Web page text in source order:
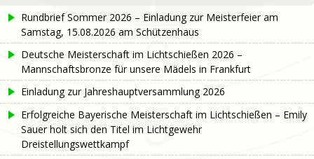
Rundbrief Sommer 2026 – Einladung zur Meisterfeier am
Samstag, 15.08.2026 am Schützenhaus
Deutsche Meisterschaft im Lichtschießen 2026 –
Mannschaftsbronze für unsere Mädels in Frankfurt
Einladung zur Jahreshauptversammlung 2026
Erfolgreiche Bayerische Meisterschaft im Lichtschießen – Emily
Sauer holt sich den Titel im Lichtgewehr
Dreistellungswettkampf